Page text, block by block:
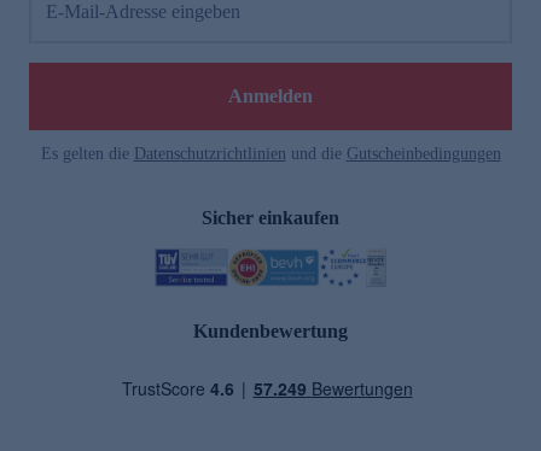
E-Mail-Adresse eingeben
Anmelden
Es gelten die Datenschutzrichtlinien und die Gutscheinbedingungen
Sicher einkaufen
Kundenbewertung